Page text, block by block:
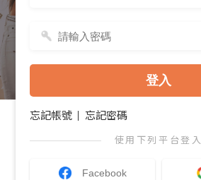
忘記帳號 忘記密碼
使用下列平台登入
Facebook